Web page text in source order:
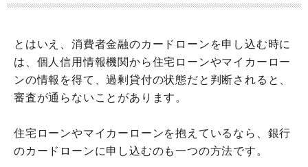
とはいえ、消費者金融のカードローンを申し込む時に
は、個人信用情報機関から住宅ローンやマイカーロー
ンの情報を得て、過剰貸付の状態だと判断されると、
審査が通らないことがあります。
住宅ローンやマイカーローンを抱えているなら、銀行
のカードローンに申し込むのも一つの方法です。